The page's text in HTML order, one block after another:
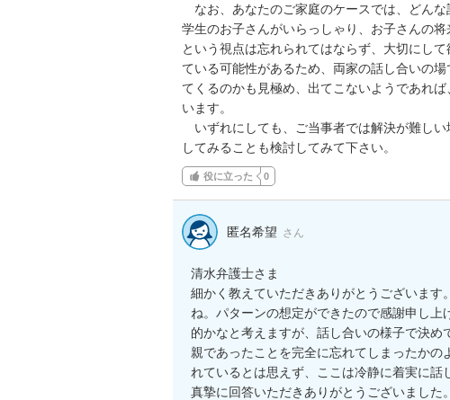
なお、あなたのご家庭のケースでは、どん
学生のお子さんがいらっしゃり、お子さんの
という視点は忘れられてはならず、大切にし
ている可能性があるため、両家の話し合いの
てくるのかも見極め、出てこないようであれ
います。
いずれにしても、ご当事者では解決が難し
してみることも検討してみて下さい。
役に立った 0
匿名希望 さん
清水弁護士さま
細かく教えていただきありがとうございま
ね。パターンの想定ができたので感謝申し
的かなと考えますが、話し合いの様子で決め
親であったことを完全に忘れてしまったかの
れているとは思えず、ここは冷静に着実に話
真摯に回答いただきありがとうございました。